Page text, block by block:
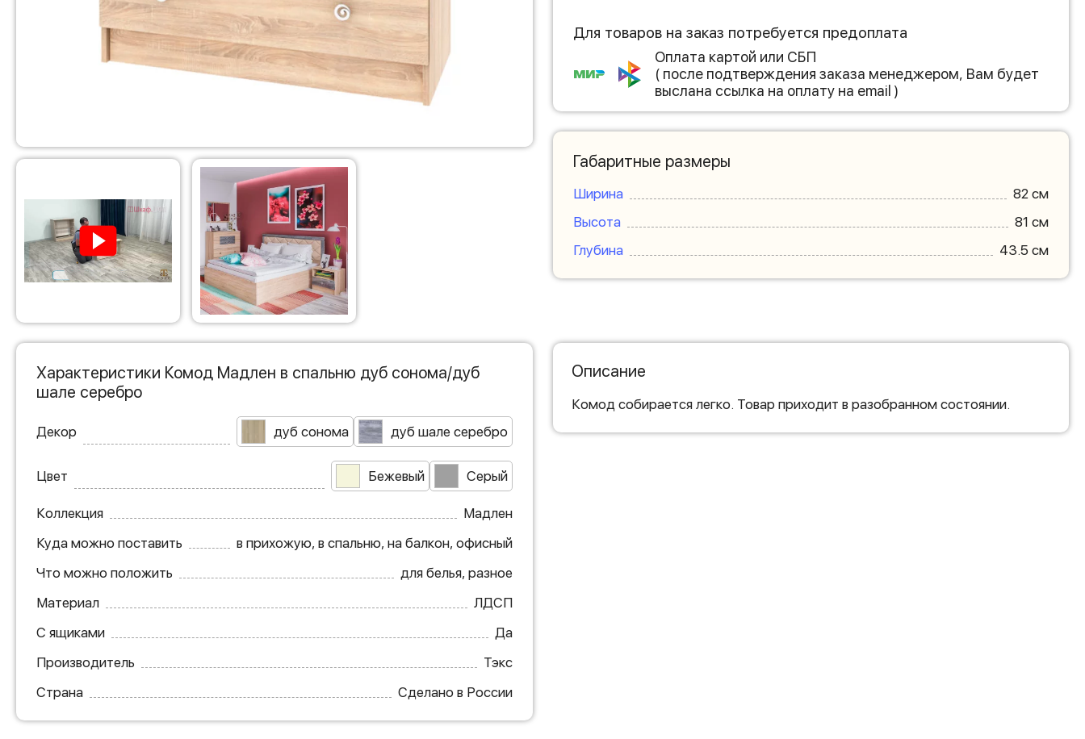
Для товаров на заказ потребуется предоплата
Оплата картой или СБП
( после подтверждения заказа менеджером, Вам будет
выслана ссылка на оплату на email )
Габаритные размеры
Ширина
82 см
Высота
81 см
Глубина
43.5 см
Характеристики Комод Мадлен в спальню дуб сонома/дуб
шале серебро
Декор дуб сонома дуб шале серебро
Цвет Бежевый Серый
Коллекция
Мадлен
Куда можно поставить
в прихожую, в спальню, на балкон, офисный
Что можно положить
для белья, разное
Материал
ЛДСП
С ящиками
Да
Производитель
Тэкс
Страна
Сделано в России
Описание
Комод собирается легко. Товар приходит в разобранном состоянии.